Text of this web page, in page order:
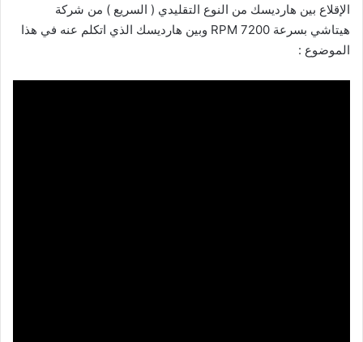
الإقلاع بين هارديسك من النوع التقليدي ( السريع ) من شركة
هيتاشي بسرعة 7200 RPM وبين هارديسك الذي اتكلم عنه في هذا
الموضوع :